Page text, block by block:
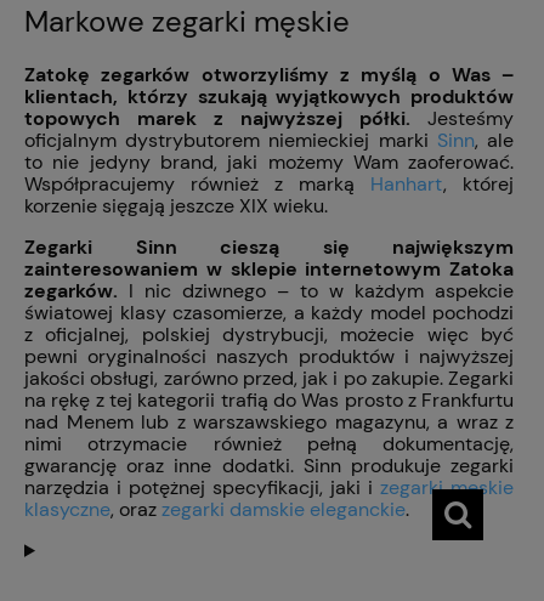
Markowe zegarki męskie
Zatokę zegarków otworzyliśmy z myślą o Was –
klientach, którzy szukają wyjątkowych produktów
topowych marek z najwyższej półki.Jesteśmy
oficjalnym dystrybutorem niemieckiej marki Sinn, ale
to nie jedyny brand, jaki możemy Wam zaoferować.
Współpracujemy również z marką Hanhart, której
korzenie sięgają jeszcze XIX wieku.
Zegarki Sinn cieszą się największym
zainteresowaniem w sklepie internetowym Zatoka
zegarków. I nic dziwnego – to w każdym aspekcie
światowej klasy czasomierze, a każdy model pochodzi
z oficjalnej, polskiej dystrybucji, możecie więc być
pewni oryginalności naszych produktów i najwyższej
jakości obsługi, zarówno przed, jak i po zakupie. Zegarki
na rękę z tej kategorii trafią do Was prosto z Frankfurtu
nad Menem lub z warszawskiego magazynu, a wraz z
nimi otrzymacie również pełną dokumentację,
gwarancję oraz inne dodatki. Sinn produkuje zegarki
narzędzia i potężnej specyfikacji, jaki izegarki męskie
klasyczne, orazzegarki damskie eleganckie.